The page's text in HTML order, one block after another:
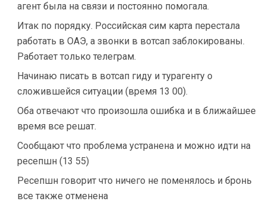
агент была на связи и постоянно помогала.
Итак по порядку. Российская сим карта перестала
работать в ОАЭ, а звонки в вотсап заблокированы.
Работает только телеграм.
Начинаю писать в вотсап гиду и турагенту о
сложившейся ситуации (время 13 00).
Оба отвечают что произошла ошибка и в ближайшее
время все решат.
Сообщают что проблема устранена и можно идти на
ресепшн (13 55)
Ресепшн говорит что ничего не поменялось и бронь
все также отменена